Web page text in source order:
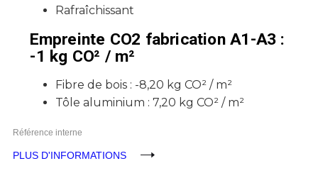
Rafraîchissant
Empreinte CO2 fabrication A1-A3 :
-1 kg CO² / m²
Fibre de bois : -8,20 kg CO² / m²
Tôle aluminium : 7,20 kg CO² / m²
Référence interne
PLUS D'INFORMATIONS